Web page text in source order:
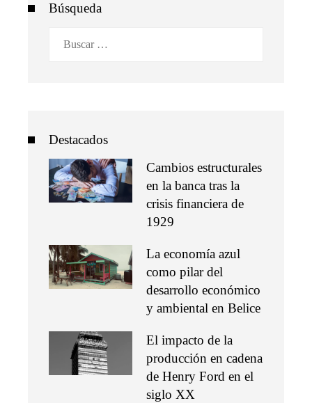
Búsqueda
Destacados
Cambios estructurales
en la banca tras la
crisis financiera de
1929
La economía azul
como pilar del
desarrollo económico
y ambiental en Belice
El impacto de la
producción en cadena
de Henry Ford en el
siglo XX